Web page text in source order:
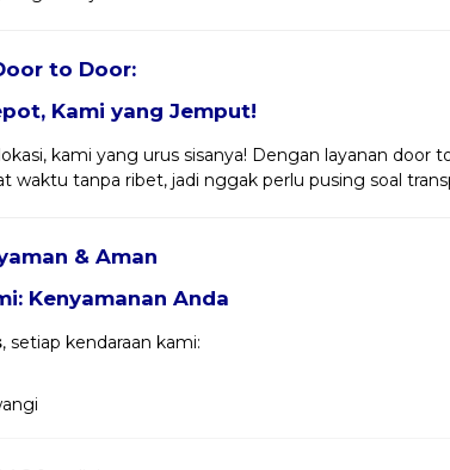
to Door:
Kami yang Jemput!
kami yang urus sisanya! Dengan layanan door
waktu tanpa ribet, jadi nggak perlu pusing soal
& Aman
Kenyamanan Anda
, setiap kendaraan kami: